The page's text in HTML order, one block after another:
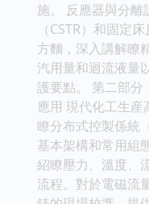
施。 反應器與分離
（CSTR）和固定
方麵，深入講解瞭
汽用量和迴流液量
護要點。 第二部分
應用 現代化工生
瞭分布式控製係統
基本架構和常用組
紹瞭壓力、溫度、
流程。對於電磁流